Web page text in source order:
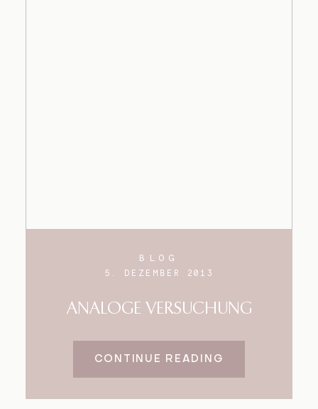
BLOG
5. DEZEMBER 2013
ANALOGE VERSUCHUNG
CONTINUE READING